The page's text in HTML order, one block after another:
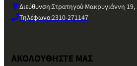
Διεύθυνση:Στρατηγού Μακρυγιάννη
Τηλέφωνο:2310-271147
ΑΚΟΛΟΥΘΗΣΤΕ ΜΑΣ